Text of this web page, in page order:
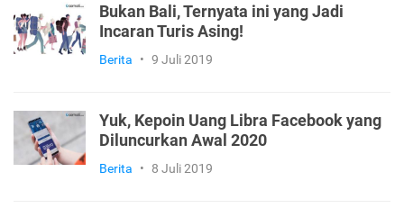
Bukan Bali, Ternyata ini yang Jadi
Incaran Turis Asing!
Berita • 9 Juli 2019
Yuk, Kepoin Uang Libra Facebook yang
Diluncurkan Awal 2020
Berita • 8 Juli 2019